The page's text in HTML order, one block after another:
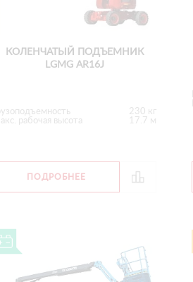
КОЛЕНЧАТЫЙ ПОДЪЕМНИК
LGMG AR16J
230 кг
рабочая высота
17.7 м
ПОДРОБНЕЕ